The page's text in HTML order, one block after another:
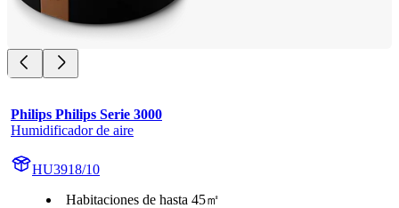
Philips Philips Serie 3000
Humidificador de aire
HU3918/10
Habitaciones de hasta 45㎡